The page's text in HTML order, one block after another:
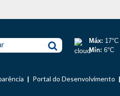
Máx: 17°C
Mín: 6°C
Portal do Desenvolvimento